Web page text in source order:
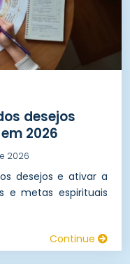
desejos
2026
2026
desejos e ativar a
e metas espirituais
Continue